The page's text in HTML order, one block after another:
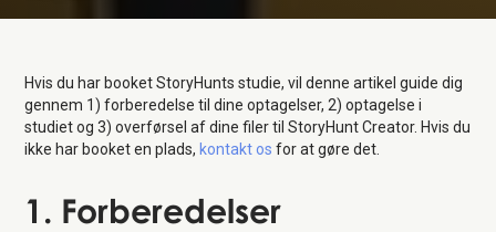
Hvis du har booket StoryHunts studie, vil denne artikel guide dig
gennem 1) forberedelse til dine optagelser, 2) optagelse i
studiet og 3) overførsel af dine filer til StoryHunt Creator. Hvis du
ikke har booket en plads, kontakt os for at gøre det.
1. Forberedelser